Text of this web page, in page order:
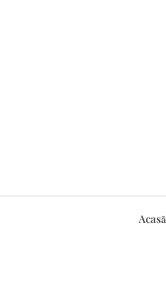
Acasă